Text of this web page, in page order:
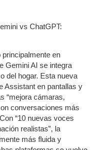
vs ChatGPT:
en
Gemini AI se integra
del hogar. Esta nueva
Assistant en pantallas y
“mejora cámaras,
conversaciones más
“10 nuevas voces
realistas”, la
más fluida y